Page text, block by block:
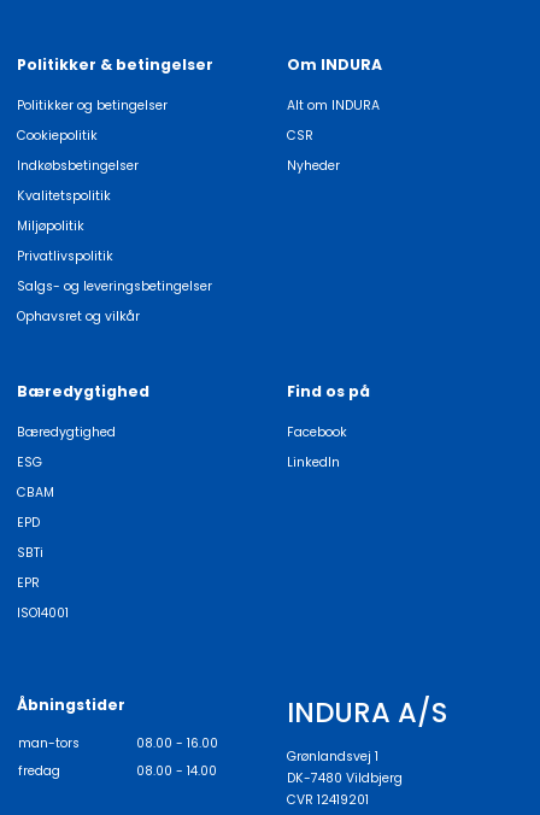
Politikker & betingelser
Politikker og betingelser
Cookiepolitik
Indkøbsbetingelser
Kvalitetspolitik
Miljøpolitik
Privatlivspolitik
Salgs- og leveringsbetingelser
Ophavsret og vilkår
Om INDURA
Alt om INDURA
CSR
Nyheder
Bæredygtighed
Bæredygtighed
ESG
CBAM
EPD
SBTi
EPR
ISO14001
Find os på
Facebook
LinkedIn
Åbningstider
man-tors
08.00 - 16.00
fredag
08.00 - 14.00
INDURA A/S
Grønlandsvej 1
DK-7480 Vildbjerg
CVR 12419201